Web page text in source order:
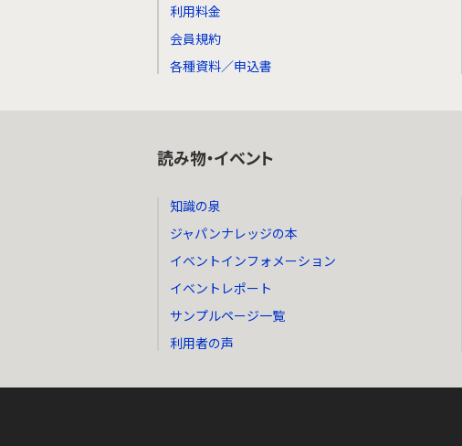
利用料金
会員規約
各種資料／申込書
読み物・イベント
知識の泉
ジャパンナレッジの本
イベントインフォメーション
イベントレポート
サンプルページ一覧
利用者の声